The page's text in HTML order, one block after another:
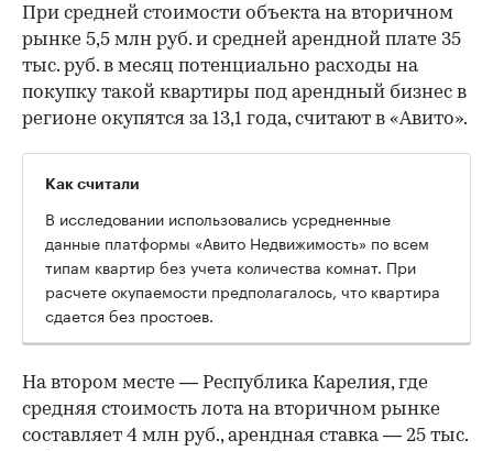
При средней стоимости объекта на вторичном
рынке 5,5 млн руб. и средней арендной плате 35
тыс. руб. в месяц потенциально расходы на
покупку такой квартиры под арендный бизнес в
регионе окупятся за 13,1 года, считают в «Авито».
Как считали
В исследовании использовались усредненные
данные платформы «Авито Недвижимость» по всем
типам квартир без учета количества комнат. При
расчете окупаемости предполагалось, что квартира
сдается без простоев.
На втором месте — Республика Карелия, где
средняя стоимость лота на вторичном рынке
составляет 4 млн руб., арендная ставка — 25 тыс.